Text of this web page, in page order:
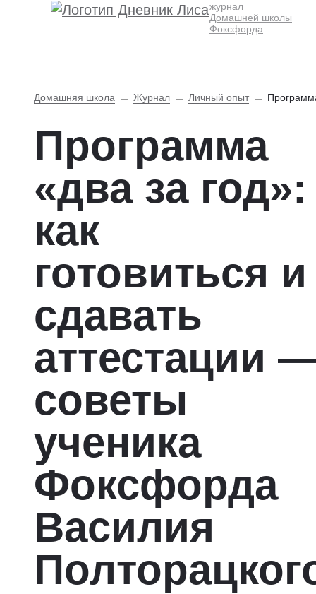
журнал
Домашней школы
Фоксфорда
Домашняя школа Журнал Личный опыт
Программа
«два за год»:
как
готовиться и
сдавать
аттестации
советы
ученика
Фоксфорда
Василия